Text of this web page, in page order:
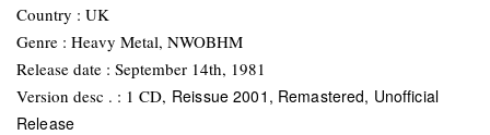
Country : UK
Genre : Heavy Metal, NWOBHM
Release date : September 14th, 1981
Version desc . : 1 CD, Reissue 2001, Remastered, Unofficial
Release